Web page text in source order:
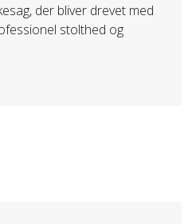
der bliver drevet med
stolthed og